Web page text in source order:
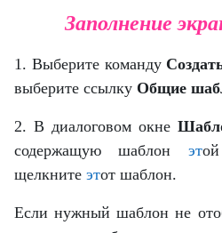
Заполнение
1. Выберите команду
выберите ссылку Общие
2. В диалоговом окне
содержащуюшаблон эт
щелкните этот шаблон.
Если нужный шаблон не